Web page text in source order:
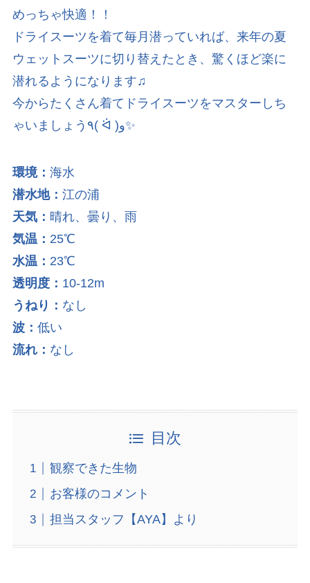
めっちゃ快適！！
ドライスーツを着て毎月潜っていれば、来年の夏
ウェットスーツに切り替えたとき、驚くほど楽に
潜れるようになります♫
今からたくさん着てドライスーツをマスターしち
ゃいましょう٩( ᐛ )و✨
環境： 海水
潜水地： 江の浦
天気： 晴れ、曇り、雨
気温： 25℃
水温： 23℃
透明度： 10-12m
うねり： なし
波： 低い
流れ： なし
目次
観察できた生物
お客様のコメント
担当スタッフ【AYA】より